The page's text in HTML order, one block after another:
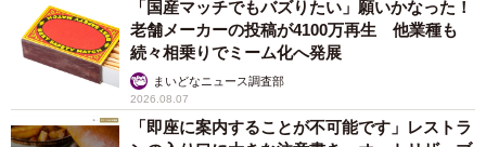
「国産マッチでもバズりたい」願いかなった！
老舗メーカーの投稿が4100万再生 他業種も
続々相乗りでミーム化へ発展
まいどなニュース調査部
2026.08.07
「即座に案内することが不可能です」レストラ